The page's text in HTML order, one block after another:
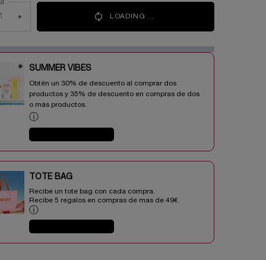
+ LOADING ...
SUMMER VIBES​
Obtén un 30% de descuento al comprar dos
productos y 35% de descuento en compras de dos
o más productos.​
ⓘ
TOTE BAG​​
Recibe un tote bag con cada compra.
Recibe 5 regalos en compras de mas de 49€.​
ⓘ